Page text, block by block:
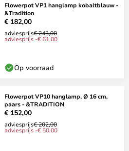
Flowerpot VP1 hanglamp kobaltblauw -
&Tradition
€ 182,00
adviesprijs€ 243,00
adviesprijs -€ 61,00
Op voorraad
Flowerpot VP10 hanglamp, Ø 16 cm,
paars - &TRADITION
€ 152,00
adviesprijs€ 202,00
adviesprijs -€ 50,00